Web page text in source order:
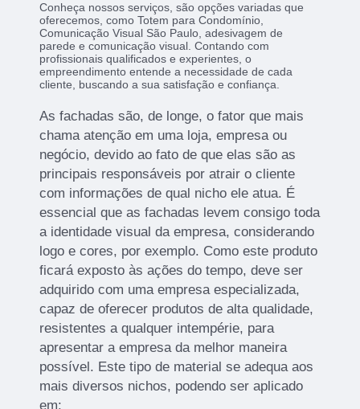
Conheça nossos serviços, são opções variadas que
oferecemos, como Totem para Condomínio,
Comunicação Visual São Paulo, adesivagem de
parede e comunicação visual. Contando com
profissionais qualificados e experientes, o
empreendimento entende a necessidade de cada
cliente, buscando a sua satisfação e confiança.
As fachadas são, de longe, o fator que mais
chama atenção em uma loja, empresa ou
negócio, devido ao fato de que elas são as
principais responsáveis por atrair o cliente
com informações de qual nicho ele atua. É
essencial que as fachadas levem consigo toda
a identidade visual da empresa, considerando
logo e cores, por exemplo. Como este produto
ficará exposto às ações do tempo, deve ser
adquirido com uma empresa especializada,
capaz de oferecer produtos de alta qualidade,
resistentes a qualquer intempérie, para
apresentar a empresa da melhor maneira
possível. Este tipo de material se adequa aos
mais diversos nichos, podendo ser aplicado
em: